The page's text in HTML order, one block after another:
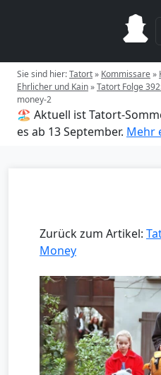
Sie sind hier:Tatort» Kommissare»
Ehrlicher und Kain»Tatort Folge
money-2
🏖️ Aktuell ist Tatort-
es ab 13 September. Mehr
Zurück zum Artikel:
Money